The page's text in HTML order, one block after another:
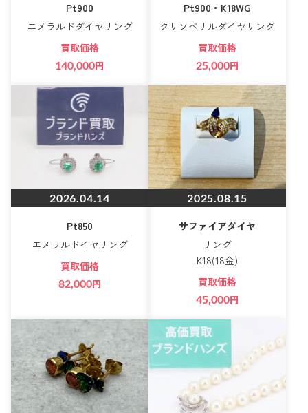
Pt900
エメラルドダイヤリング
買取価格
140,000円
Pt900・K18WG
クリソベリルダイヤリング
買取価格
25,000円
2026.04.14
Pt850
エメラルドイヤリング
買取価格
82,000円
2025.08.15
サファイアダイヤ
リング
K18(18金)
買取価格
45,000円